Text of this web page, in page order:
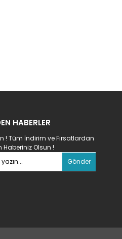
HABERLER
! Tüm İndirim ve Fırsatlardan
Haberiniz Olsun !
Gönder